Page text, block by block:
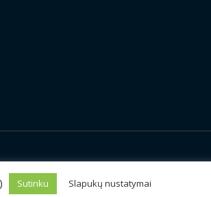
Sutinku Slapukų nustatymai